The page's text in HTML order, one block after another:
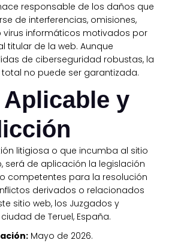
responsable de los daños que
de interferencias, omisiones,
virus informáticos motivados por
titular de la web. Aunque
de ciberseguridad robustas, la
no puede ser garantizada.
Aplicable y
litigiosa o que incumba al sitio
será de aplicación la legislación
competentes para la resolución
derivados o relacionados
sitio web, los Juzgados y
de Teruel, España.
Mayo de 2026.